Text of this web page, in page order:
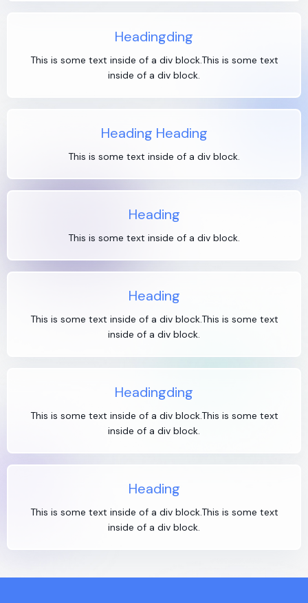
Headingding
This is some text inside of a div block.This is some text
inside of a div block.
Heading Heading
This is some text inside of a div block.
Heading
This is some text inside of a div block.
Heading
This is some text inside of a div block.This is some text
inside of a div block.
Headingding
This is some text inside of a div block.This is some text
inside of a div block.
Heading
This is some text inside of a div block.This is some text
inside of a div block.